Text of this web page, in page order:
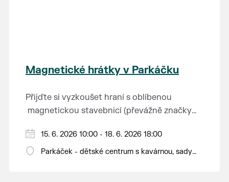
Magnetické hrátky v Parkáčku
Přijďte si vyzkoušet hraní s oblíbenou
magnetickou stavebnicí (převážně značky
Můžete vyzkoušet i super vychytávku spolu s
LED panelem nebo chytání magnetických
15. 6. 2026 10:00 - 18. 6. 2026 18:00
Parkáček - dětské centrum s kavárnou, sady